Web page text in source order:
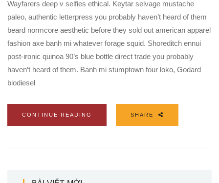
Wayfarers deep v selfies ethical. Keytar selvage mustache
paleo, authentic letterpress you probably haven’t heard of them
beard normcore aesthetic before they sold out american apparel
fashion axe banh mi whatever forage squid. Shoreditch ennui
post-ironic quinoa 90’s blue bottle direct trade you probably
haven’t heard of them. Banh mi stumptown four loko, Godard
biodiesel
CONTINUE READING SHARE